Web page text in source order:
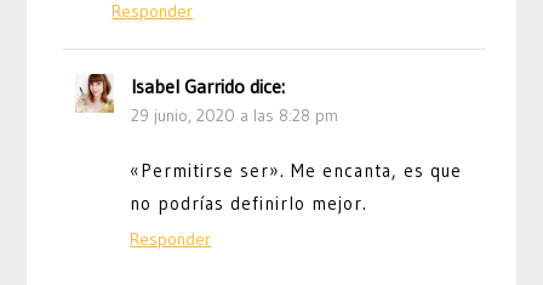
Responder
Isabel Garrido dice:
29 junio, 2020 a las 8:28 pm
«Permitirse ser». Me encanta, es que
no podrías definirlo mejor.
Responder